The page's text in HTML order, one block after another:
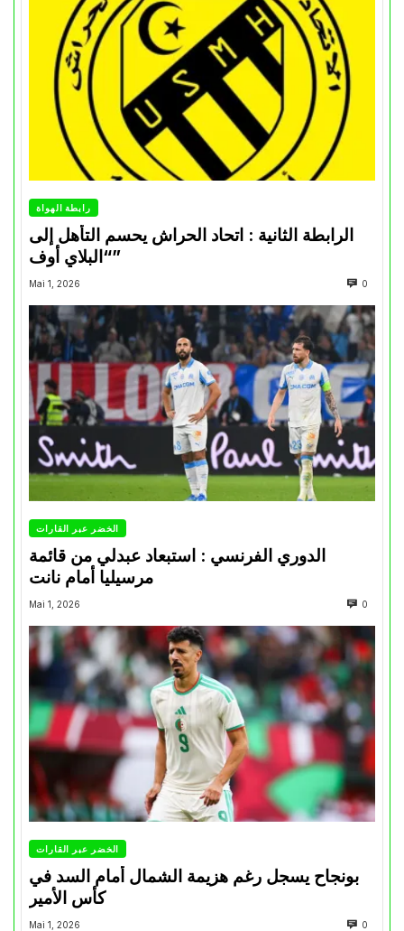
رابطة الهواة
الرابطة الثانية : اتحاد الحراش يحسم التأهل إلى
“البلاي أوف”
Mai 1, 2026 0
الخضر عبر القارات
الدوري الفرنسي : استبعاد عبدلي من قائمة
مرسيليا أمام نانت
Mai 1, 2026 0
الخضر عبر القارات
بونجاح يسجل رغم هزيمة الشمال أمام السد في
كأس الأمير
Mai 1, 2026 0